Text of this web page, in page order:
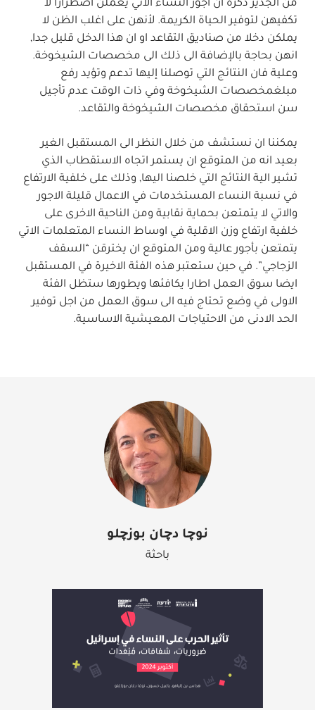
من الجدير ذكرة ان اجور النساء الاتي يعملن اضطرارا لا
تكفيهن لتوفير الحياة الكريمة. لأنهن على اغلب الظن لا
يملكن دخلا من صناديق التقاعد او ان هذا الدخل قليل جدا,
انهن بحاجة بالإضافة الى ذلك الى مخصصات الشيخوخة.
وعلية فان النتائج التي توصلنا إليها تدعم وتؤيد رفع
مبلغمخصصات الشيخوخة وفي ذات الوقت عدم تأجيل
سن استحقاق مخصصات الشيخوخة والتقاعد.
يمكننا ان نستشف من خلال النظر الى المستقبل الغير
بعيد انه من المتوقع ان يستمر اتجاه الاستقطاب الذي
تشير الية النتائج التي خلصنا اليها, وذلك على خلفية الارتفاع
في نسبة النساء المستخدمات في الاعمال قليلة الاجور
والاتي لا يتمتعن بحماية نقابية ومن الناحية الاخرى على
خلفية ارتفاع وزن الاقلية في اوساط النساء المتعلمات الاتي
يتمتعن بأجور عالية ومن المتوقع ان يخترقن “السقف
الزجاجي”. في حين ستعتبر هذه الفئة الاخيرة في المستقبل
ايضا سوق العمل اطارا يكافئها ويطورها ستظل الفئة
الاولى في وضع تحتاج فيه الى سوق العمل من اجل توفير
الحد الادنى من الاحتياجات المعيشية الاساسية.
نوچا دچان بوزچلو
باحثة